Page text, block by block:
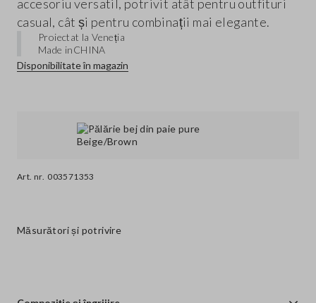
Art. nr. 003571353
accesoriu versatil, potrivit atât pentru outfituri
casual, cât și pentru combinații mai elegante.
Proiectat la Veneția
Made inCHINA
Disponibilitate în magazin
Măsurători și potrivire